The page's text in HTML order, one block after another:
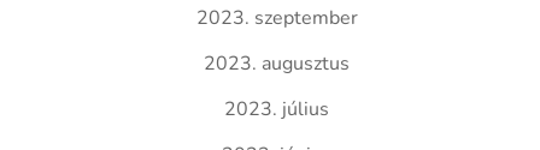
2023. szeptember
2023. augusztus
2023. július